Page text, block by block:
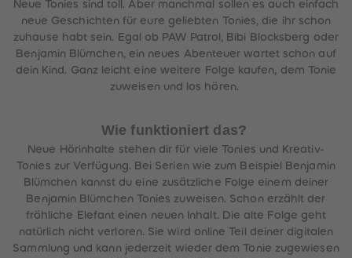
Neue Tonies sind toll. Aber manchmal sollen es auch einfach
neue Geschichten für eure geliebten Tonies, die ihr schon
zuhause habt sein. Egal ob PAW Patrol, Bibi Blocksberg oder
Benjamin Blümchen, ein neues Abenteuer wartet schon auf
dein Kind. Ganz leicht eine weitere Folge kaufen, dem Tonie
zuweisen und los hören.
Wie funktioniert das?
Neue Hörinhalte stehen dir für viele Tonies und Kreativ-
Tonies zur Verfügung. Bei Serien wie zum Beispiel Benjamin
Blümchen kannst du eine zusätzliche Folge einem deiner
Benjamin Blümchen Tonies zuweisen. Schon erzählt der
fröhliche Elefant einen neuen Inhalt. Die alte Folge geht
natürlich nicht verloren. Sie wird online Teil deiner digitalen
Sammlung und kann jederzeit wieder dem Tonie zugewiesen